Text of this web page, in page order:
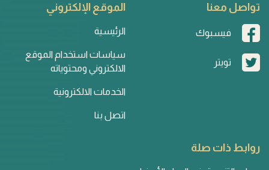
تواصل معنا
فيسبوك
تويتر
الموقع الإلكتروني
الرئيسية
سياسات استخدام الموقع
الالكتروني ومحتوياته
الخدمات الالكترونية
اتصل بنا
روابط ذات صلة